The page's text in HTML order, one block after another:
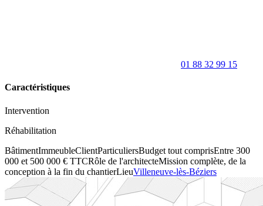
01 88 32 99 15
Caractéristiques
Intervention
Réhabilitation
BâtimentImmeubleClientParticuliersBudget tout comprisEntre 300
000 et 500 000 € TTCRôle de l'architecteMission complète, de la
conception à la fin du chantierLieuVilleneuve-lès-Béziers